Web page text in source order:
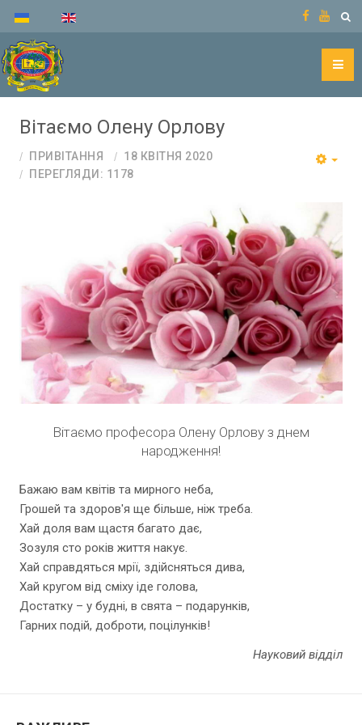
Вітаємо Олену Орлову
ПРИВІТАННЯ
18 КВІТНЯ 2020
ПЕРЕГЛЯДИ: 1178
Вітаємо професора Олену Орлову з днем
народження!
Бажаю вам квітів та мирного неба,
Грошей та здоров'я ще більше, ніж треба.
Хай доля вам щастя багато дає,
Зозуля сто років життя накує.
Хай справдяться мрії, здійсняться дива,
Хай кругом від сміху іде голова,
Достатку – у будні, в свята – подарунків,
Гарних подій, доброти, поцілунків!
Науковий відділ